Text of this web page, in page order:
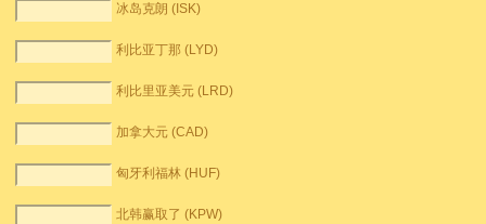
冰岛克朗 (ISK)
利比亚丁那 (LYD)
利比里亚美元 (LRD)
加拿大元 (CAD)
匈牙利福林 (HUF)
北韩赢取了 (KPW)